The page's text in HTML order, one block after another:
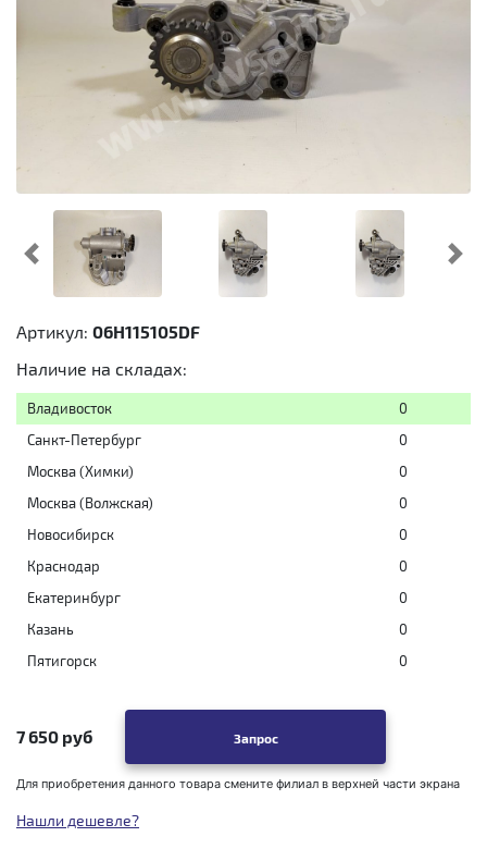
Предыдущий
Артикул: 06H115105DF
Наличие на складах:
Владивосток
0
Санкт-Петербург
0
Москва (Химки)
0
Москва (Волжская)
0
Новосибирск
0
Краснодар
0
Екатеринбург
0
Казань
0
Пятигорск
0
7 650 руб Запрос
Для приобретения данного товара смените филиал в верхней части экрана
Нашли дешевле?